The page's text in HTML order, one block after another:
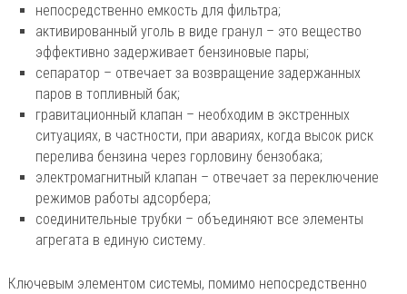
непосредственно емкость для фильтра;
активированный уголь в виде гранул – это вещество
эффективно задерживает бензиновые пары;
сепаратор – отвечает за возвращение задержанных
паров в топливный бак;
гравитационный клапан – необходим в экстренных
ситуациях, в частности, при авариях, когда высок риск
перелива бензина через горловину бензобака;
электромагнитный клапан – отвечает за переключение
режимов работы адсорбера;
соединительные трубки – объединяют все элементы
агрегата в единую систему.
Ключевым элементом системы, помимо непосредственно